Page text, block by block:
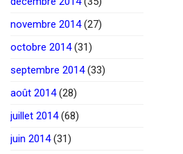
novembre 2014(27)
octobre 2014(31)
septembre 2014(33)
août 2014(28)
juillet 2014(68)
juin 2014(31)